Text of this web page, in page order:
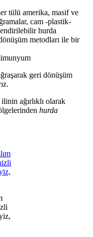
tülü amerika, masif ve
cam -plastik-
hurda
metodları ile bir
geri dönüşüm
ağırlıklı olarak
hurda